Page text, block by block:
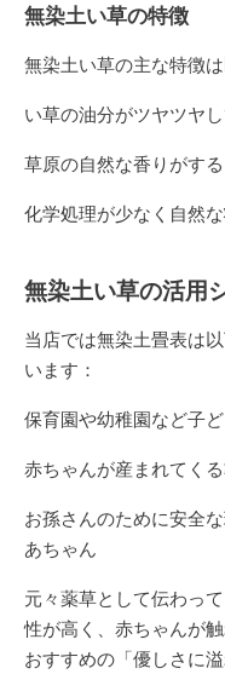
無染土い草の特徴
無染土い草の主な特徴
い草の油分がツヤツヤ
草原の自然な香りがする
化学処理が少なく自然
無染土い草の活用
当店では無染土畳表は
います：
保育園や幼稚園など子
赤ちゃんが産まれてく
お孫さんのために安全
あちゃん
元々薬草として伝わって
性が高く、赤ちゃんが
おすすめの「優しさに